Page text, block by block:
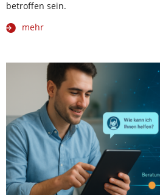
betroffen sein.
mehr